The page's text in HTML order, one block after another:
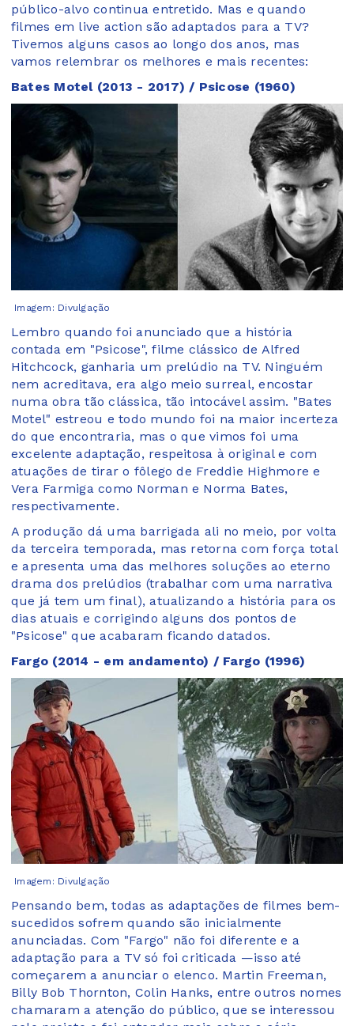
público-alvo continua entretido. Mas e quando
filmes em live action são adaptados para a TV?
Tivemos alguns casos ao longo dos anos, mas
vamos relembrar os melhores e mais recentes:
Bates Motel (2013 - 2017) / Psicose (1960)
Imagem: Divulgação
Lembro quando foi anunciado que a história
contada em "Psicose", filme clássico de Alfred
Hitchcock, ganharia um prelúdio na TV. Ninguém
nem acreditava, era algo meio surreal, encostar
numa obra tão clássica, tão intocável assim. "Bates
Motel" estreou e todo mundo foi na maior incerteza
do que encontraria, mas o que vimos foi uma
excelente adaptação, respeitosa à original e com
atuações de tirar o fôlego de Freddie Highmore e
Vera Farmiga como Norman e Norma Bates,
respectivamente.
A produção dá uma barrigada ali no meio, por volta
da terceira temporada, mas retorna com força total
e apresenta uma das melhores soluções ao eterno
drama dos prelúdios (trabalhar com uma narrativa
que já tem um final), atualizando a história para os
dias atuais e corrigindo alguns dos pontos de
"Psicose" que acabaram ficando datados.
Fargo (2014 - em andamento) / Fargo (1996)
Imagem: Divulgação
Pensando bem, todas as adaptações de filmes bem-
sucedidos sofrem quando são inicialmente
anunciadas. Com "Fargo" não foi diferente e a
adaptação para a TV só foi criticada —isso até
começarem a anunciar o elenco. Martin Freeman,
Billy Bob Thornton, Colin Hanks, entre outros nomes
chamaram a atenção do público, que se interessou